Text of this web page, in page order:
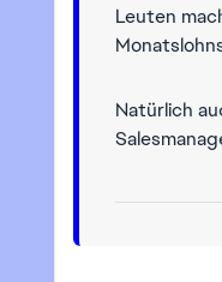
Leuten
Natürlich